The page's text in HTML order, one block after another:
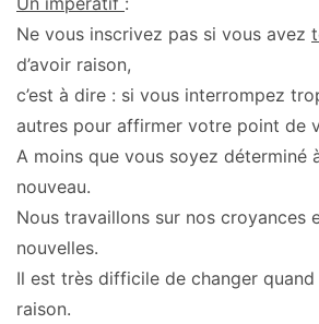
Ne vous inscrivez pas si vous avez
d’avoir raison,
c’est à dire : si vous interrompez
autres pour affirmer votre point de
A moins que vous soyez déterminé
nouveau.
Nous travaillons sur nos croyances
nouvelles.
Il est très difficile de changer
raison.